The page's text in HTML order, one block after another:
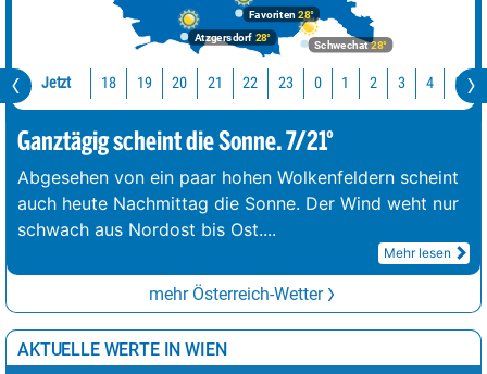
Schwechat28°
Atzgersdorf28°
Favoriten 28°
Jetzt 18 19 20 21 22 23 0 1 2 3 4 5
Ganztägig scheint die Sonne. 7/21°
Abgesehen von ein paar hohen Wolkenfeldern scheint
auch heute Nachmittag die Sonne. Der Wind weht nur
schwach aus Nordost bis Ost....
Mehr lesen
mehr Österreich-Wetter
AKTUELLE WERTE IN WIEN